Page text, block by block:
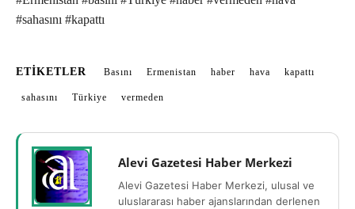
#sahasını #kapattı
ETIKETLER Basını Ermenistan haber hava kapattı
sahasını Türkiye vermeden
Alevi Gazetesi Haber Merkezi
Alevi Gazetesi Haber Merkezi, ulusal ve
uluslararası haber ajanslarından derlenen